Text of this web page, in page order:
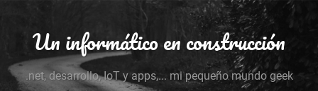
Un informático en construcción
.net, desarrollo, IoT y apps,... mi pequeño mundo geek